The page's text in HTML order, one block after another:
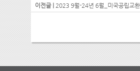
이전글 | 2023 9월-24년 6월_미국공립교